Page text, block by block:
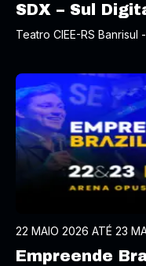
SDX – Sul
Teatro CIEE-RS Banrisul
22 MAIO 2026 ATÉ 23
Empreende